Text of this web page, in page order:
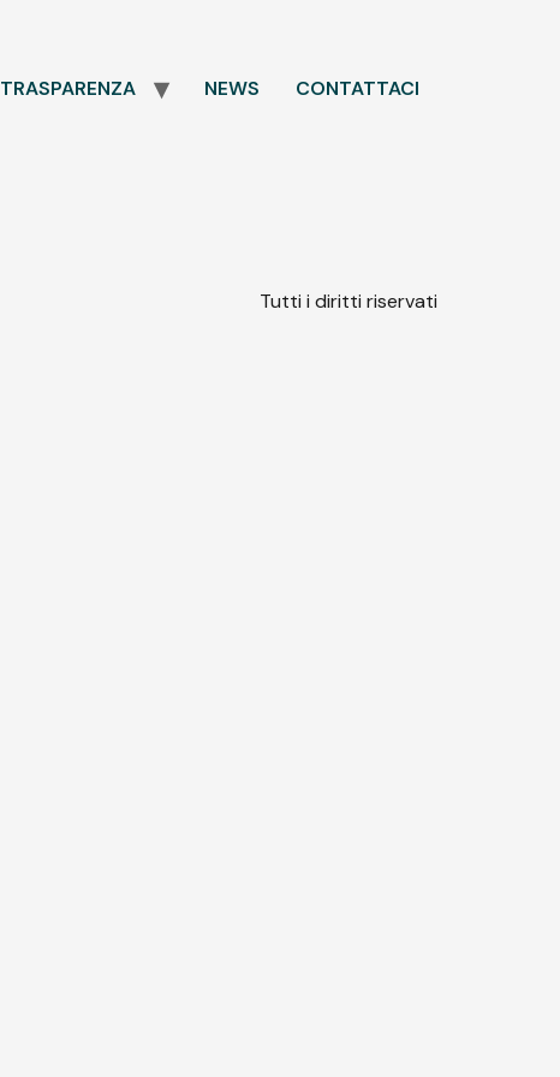
TRASPARENZA NEWS CONTATTACI
Tutti i diritti riservati